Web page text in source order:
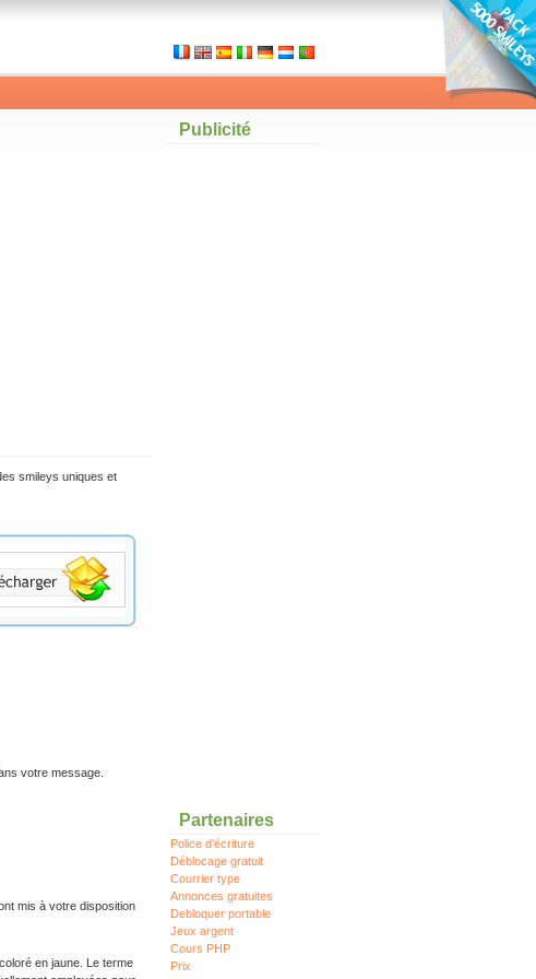
smileys uniques et
votre message.
mis à votre disposition
en jaune. Le terme
Publicité
Partenaires
Police d'écriture
Déblocage gratuit
Courrier type
Annonces gratuites
Debloquer portable
Jeux argent
Cours PHP
Prix